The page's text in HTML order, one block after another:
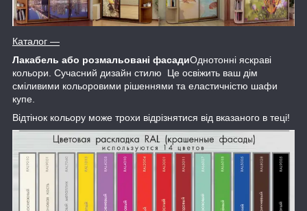
Каталог ―
Лакабель або розмальовані фасадиОднотонні яскраві
кольори. Сучасний дизайн стилю Це освіжить ваш дім
сміливими кольоровими рішеннями та еластичністю шафи
купе.
Відтінок кольору може трохи відрізнятися від вказаного в теці!